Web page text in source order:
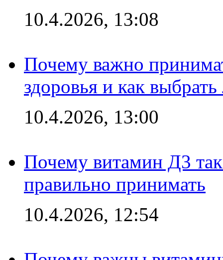
10.4.2026, 13:08
Почему важно
здоровья и как
10.4.2026, 13:00
Почему витамин Д3 так
правильно принимать
10.4.2026, 12:54